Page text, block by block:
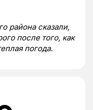
района сказали,
после того, как
погода.